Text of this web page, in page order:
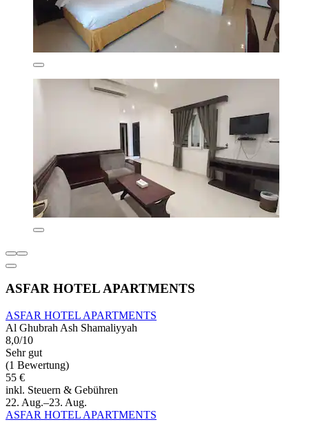
ASFAR HOTEL APARTMENTS
ASFAR HOTEL APARTMENTS
Al Ghubrah Ash Shamaliyyah
8,0/10
Sehr gut
(1 Bewertung)
55 €
inkl. Steuern & Gebühren
22. Aug.–23. Aug.
ASFAR HOTEL APARTMENTS